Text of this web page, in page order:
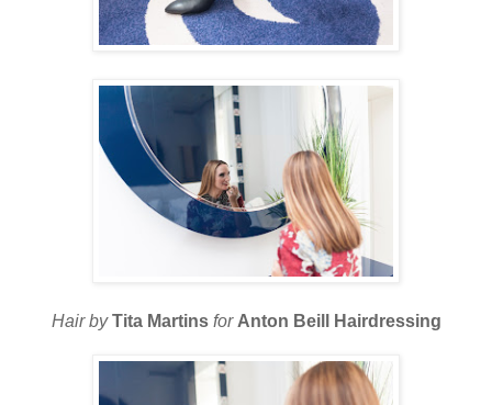
Hair byTita Martins for Anton Beill Hairdressing